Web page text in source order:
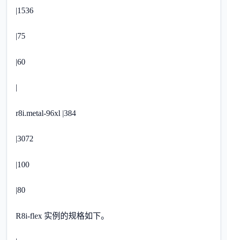
|1536
|75
|60
|
r8i.metal-96xl |384
|3072
|100
|80
R8i-flex 实例的规格如下。